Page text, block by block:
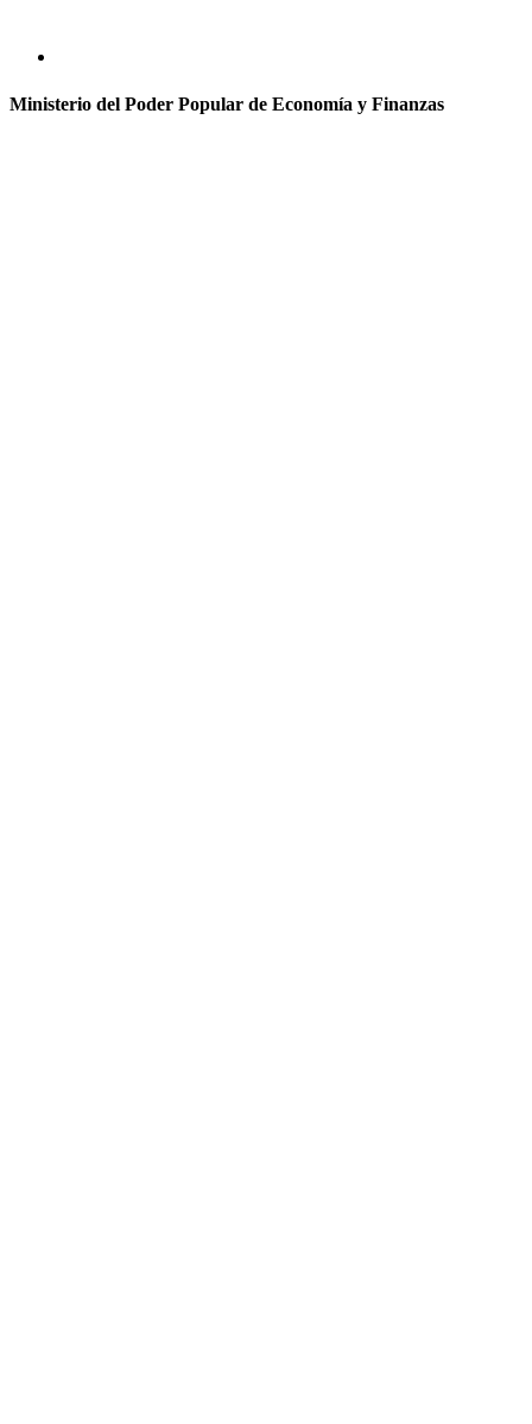
Ministerio del Poder Popular de Economía y Finanzas